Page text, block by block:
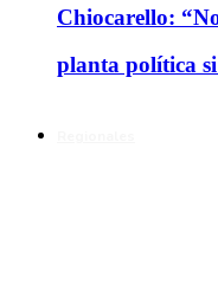
Chiocarello:
planta política